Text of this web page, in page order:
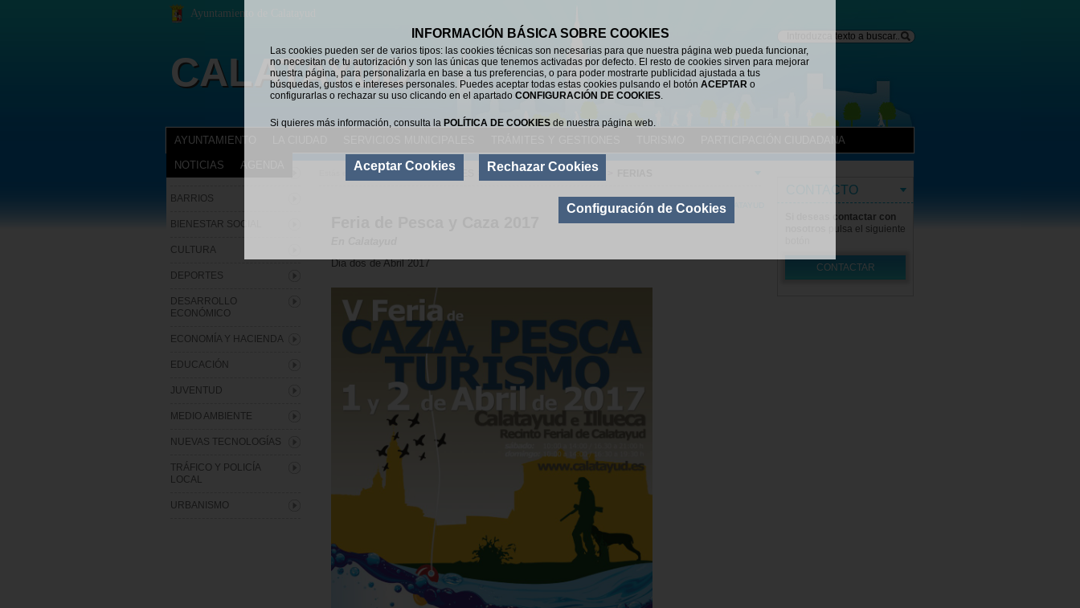
INFORMACIÓN BÁSICA SOBRE COOKIES
Las cookies pueden ser de varios tipos: las cookies técnicas son necesarias para que nuestra página web pueda funcionar,
no necesitan de tu autorización y son las únicas que tenemos activadas por defecto. El resto de cookies sirven para mejorar
nuestra página, para personalizarla en base a tus preferencias, o para poder mostrarte publicidad ajustada a tus
búsquedas, gustos e intereses personales. Puedes aceptar todas estas cookies pulsando el botón ACEPTAR o
configurarlas o rechazar su uso clicando en el apartado CONFIGURACIÓN DE COOKIES.
Si quieres más información, consulta la POLÍTICA DE COOKIES de nuestra página web.
Aceptar Cookies Rechazar Cookies
Configuración de Cookies
FERIAS DE CALATAYUD
Dia dos de Abril 2017
Estás en:SERVICIOS MUNICIPALES INDUSTRIA Y COMERCIO
BARRIOS
BIENESTAR SOCIAL
CULTURA
DEPORTES
DESARROLLO
ECONÓMICO
ECONOMÍA Y HACIENDA
EDUCACIÓN
JUVENTUD
MEDIO AMBIENTE
NUEVAS TECNOLOGÍAS
TRÁFICO Y POLICÍA
LOCAL
URBANISMO
CONTACTO
Si deseas contactar con
pulsa el siguiente
CONTACTAR
AYUNTAMIENTO PARTICIPACIÓN CIUDADANA
NOTICIAS AGENDA
Ayuntamiento de Calatayud
CALATAYUD